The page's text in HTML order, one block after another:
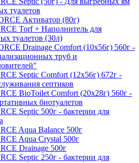
туалетов
Активатор (80г)
Torf + Наполнитель для
туалетов (30л)
Drainage Comfort (10x56г) 560г -
труб и
Septic Comfort (12x56г) 672г -
септиков
BioToilet Comfort (20x28г) 560г -
биотуалетов
Septic 500г - бактерии для
Aqua Balance 500г
Aqua Crystal 500г
Drainage 500г
Septic 250г - бактерии для